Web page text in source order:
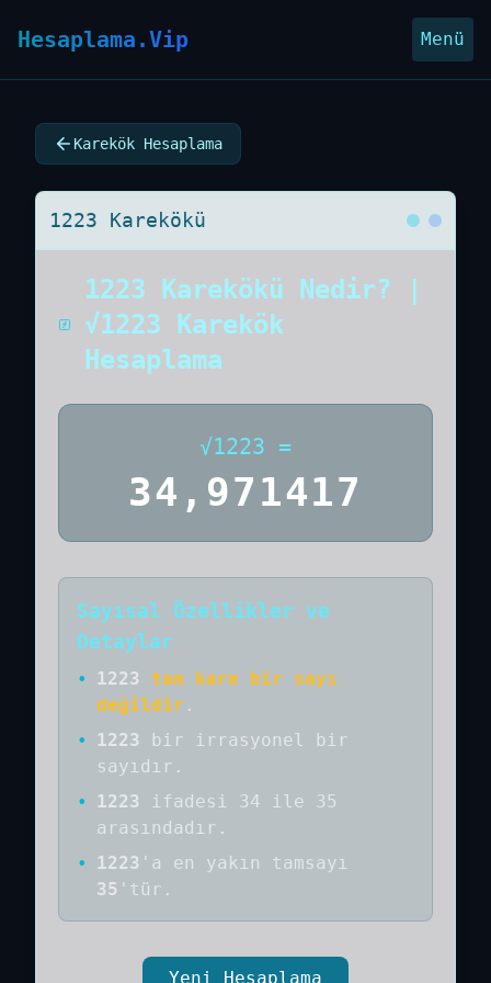
Hesaplama.Vip Menü
Karekök Hesaplama
1223 Karekökü
1223 Karekökü Nedir? |
√1223 Karekök
Hesaplama
√1223 =
34,971417
Sayısal Özellikler ve
Detaylar
• 1223
tam kare bir sayı
değildir .
•
1223 bir
irrasyonel bir
sayıdır .
•
1223
ifadesi 34 ile 35
arasındadır.
•
1223 'a en yakın tamsayı
35 'tür.
Yeni Hesaplama